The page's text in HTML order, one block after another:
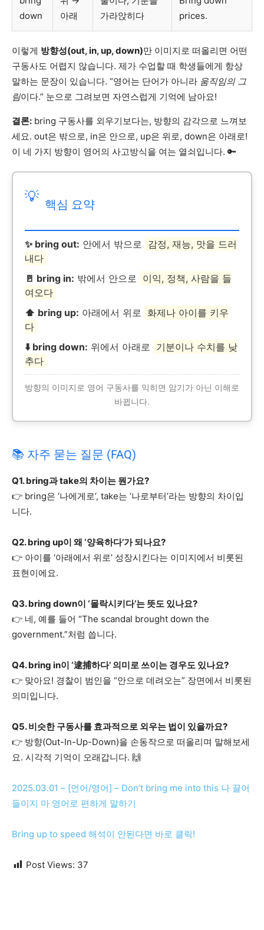
down
아래
가라앉히다
prices.
이렇게 방향성(out, in, up, down)만 이미지로 떠올리면 어떤
구동사도 어렵지 않습니다. 제가 수업할 때 학생들에게 항상
말하는 문장이 있습니다. “영어는 단어가 아니라 움직임의 그
림이다.” 눈으로 그려보면 자연스럽게 기억에 남아요!
결론: bring 구동사를 외우기보다는, 방향의 감각으로 느껴보
세요. out은 밖으로, in은 안으로, up은 위로, down은 아래로!
이 네 가지 방향이 영어의 사고방식을 여는 열쇠입니다. 🔑
💡 핵심 요약
✨ bring out: 안에서 밖으로 감정, 재능, 맛을 드러
내다
🚪 bring in: 밖에서 안으로 이익, 정책, 사람을 들
여오다
⬆️ bring up: 아래에서 위로 화제나 아이를 키우
다
⬇️ bring down: 위에서 아래로 기분이나 수치를 낮
추다
방향의 이미지로 영어 구동사를 익히면 암기가 아닌 이해로
바뀝니다.
📚 자주 묻는 질문 (FAQ)
Q1. bring과 take의 차이는 뭔가요?
👉 bring은 ‘나에게로’, take는 ‘나로부터’라는 방향의 차이입
니다.
Q2. bring up이 왜 ‘양육하다’가 되나요?
👉 아이를 ‘아래에서 위로’ 성장시킨다는 이미지에서 비롯된
표현이에요.
Q3. bring down이 ‘몰락시키다’는 뜻도 있나요?
👉 네, 예를 들어 “The scandal brought down the
government.”처럼 씁니다.
Q4. bring in이 ‘逮捕하다’ 의미로 쓰이는 경우도 있나요?
👉 맞아요! 경찰이 범인을 “안으로 데려오는” 장면에서 비롯된
의미입니다.
Q5. 비슷한 구동사를 효과적으로 외우는 법이 있을까요?
👉 방향(Out-In-Up-Down)을 손동작으로 떠올리며 말해보세
요. 시각적 기억이 오래갑니다. 🙌
2025.03.01 – [언어/영어] – Don’t bring me into this 나 끌어
들이지 마 영어로 편하게 말하기
Bring up to speed 해석이 안된다면 바로 클릭!
Post Views: 37